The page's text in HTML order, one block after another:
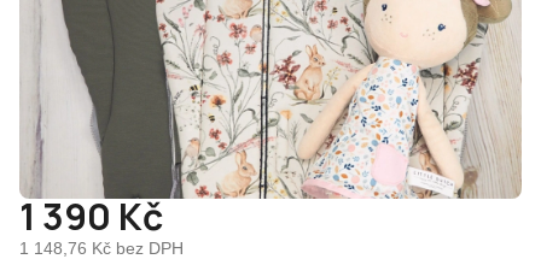
1 390 Kč
1 148,76 Kč bez DPH